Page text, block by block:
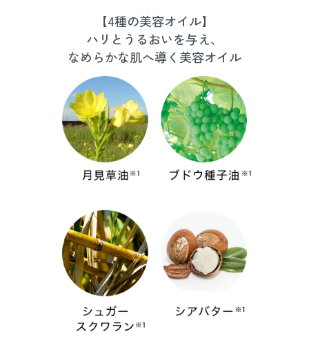
【4種の美容オイル】
ハリとうるおいを与え、
なめらかな肌へ導く美容オイル